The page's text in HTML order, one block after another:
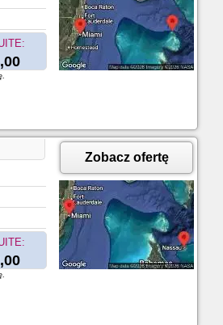
Zobacz ofertę